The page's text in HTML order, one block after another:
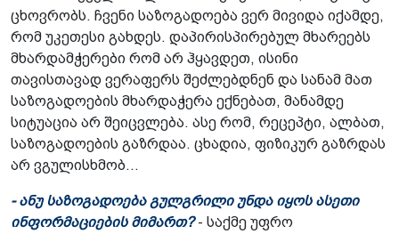
ცხოვრობს. ჩვენი საზოგადოება ვერ მივიდა იქამდე,
რომ უკეთესი გახდეს. დაპირისპირებულ მხარეებს
მხარდამჭერები რომ არ ჰყავდეთ, ისინი
თავისთავად ვერაფერს შეძლებდნენ და სანამ მათ
საზოგადოების მხარდაჭერა ექნებათ, მანამდე
სიტუაცია არ შეიცვლება. ასე რომ, რეცეპტი, ალბათ,
საზოგადოების გაზრდაა. ცხადია, ფიზიკურ გაზრდას
არ ვგულისხმობ...
- ანუ საზოგადოება გულგრილი უნდა იყოს ასეთი
ინფორმაციების მიმართ?- საქმე უფრო